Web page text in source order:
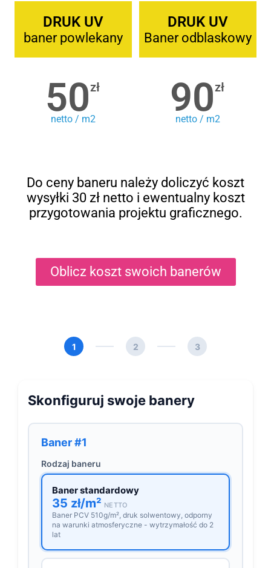
DRUK UV
baner powlekany
50zł
netto / m2
DRUK UV
Baner odblaskowy
90zł
netto / m2
Do ceny baneru należy doliczyć koszt
wysyłki 30 zł netto i ewentualny koszt
przygotowania projektu graficznego.
Oblicz koszt swoich banerów
1 2 3
Skonfiguruj swoje banery
Baner #1
Rodzaj baneru
Baner standardowy
35 zł/m² NETTO
Baner PCV 510g/m², druk solwentowy, odporny
na warunki atmosferyczne - wytrzymałość do 2
lat